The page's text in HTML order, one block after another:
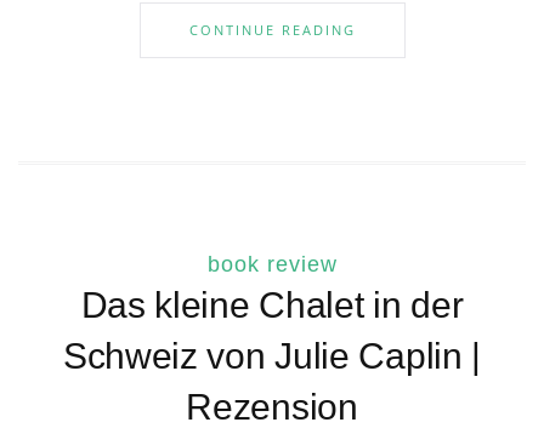
CONTINUE READING
book review
Das kleine Chalet in der
Schweiz von Julie Caplin |
Rezension